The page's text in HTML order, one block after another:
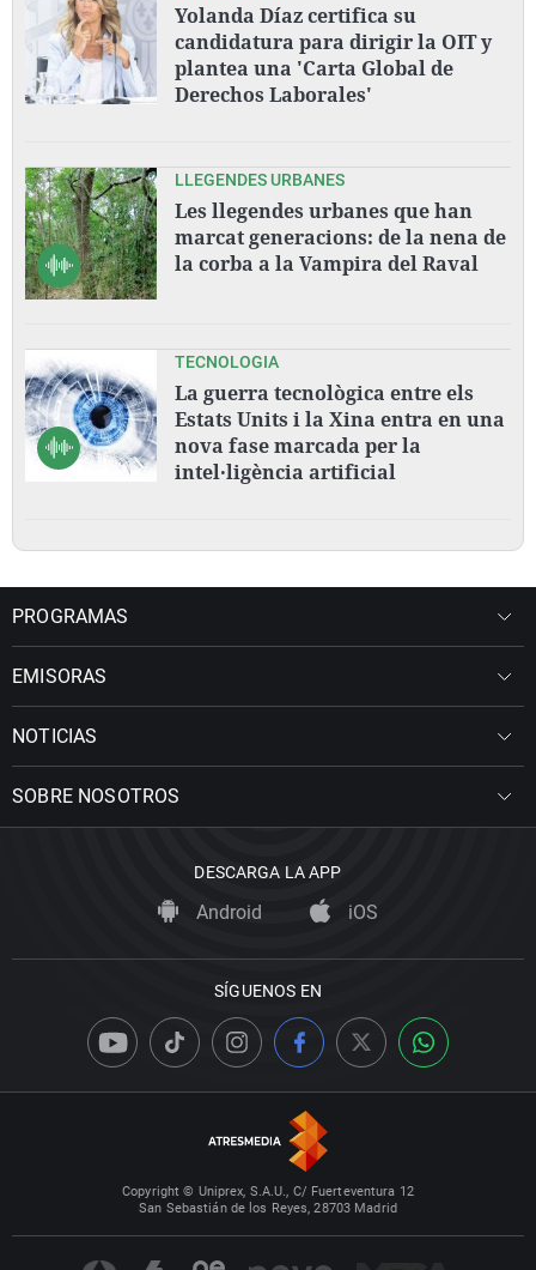
Yolanda Díaz certifica su
candidatura para dirigir la OIT y
plantea una 'Carta Global de
Derechos Laborales'
LLEGENDES URBANES
Les llegendes urbanes que han
marcat generacions: de la nena de
la corba a la Vampira del Raval
TECNOLOGIA
La guerra tecnològica entre els
Estats Units i la Xina entra en una
nova fase marcada per la
intel·ligència artificial
PROGRAMAS
EMISORAS
NOTICIAS
SOBRE NOSOTROS
DESCARGA LA APP
Android iOS
SÍGUENOS EN
Copyright © Uniprex, S.A.U., C/ Fuerteventura 12
San Sebastián de los Reyes, 28703 Madrid